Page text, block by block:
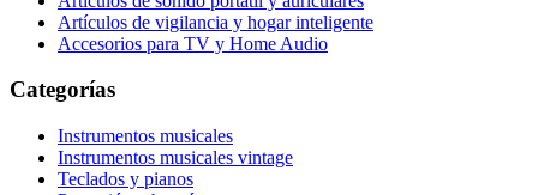
Artículos de vigilancia y hogar inteligente
Accesorios para TV y Home Audio
Categorías
Instrumentos musicales
Instrumentos musicales vintage
Teclados y pianos